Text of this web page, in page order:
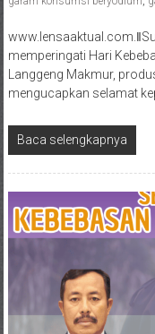
memperingati Hari
Langgeng Makmur,
mengucapkan selamat
Baca selengkapnya